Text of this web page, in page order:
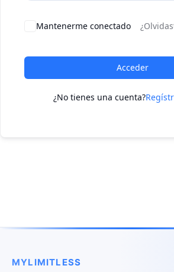
Mantenerme conectado
Acceder
¿No tienes una cuenta?
MYLIMITLESS